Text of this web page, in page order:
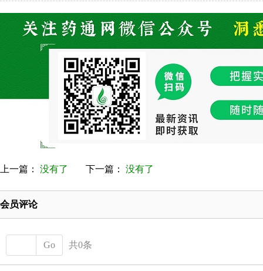
上一篇： 没有了 下一篇： 没有了
会员评论
Go 共0条